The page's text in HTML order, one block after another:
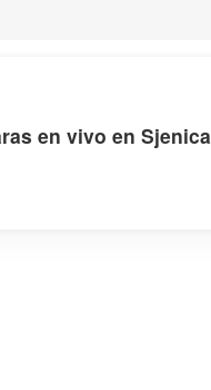
en vivo en Sjenica